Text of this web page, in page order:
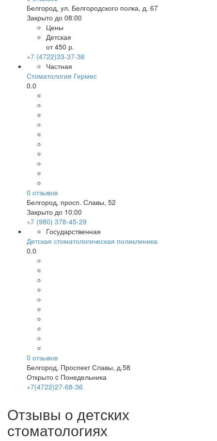
Белгород, ул. Белгородского полка, д. 67
Закрыто до 08:00
Цены
Детская
от 450 р.
+7 (4722)33-37-36
Частная
Стоматология Гермес
0.0
0 отзывов
Белгород, просп. Славы, 52
Закрыто до 10:00
+7 (980) 378-45-29
Государственная
Детская стоматологическая поликлиника
0.0
0 отзывов
Белгород, Проспект Славы, д.58
Открыто c Понедельника
+7(4722)27-68-36
Отзывы о детских
стоматологиях